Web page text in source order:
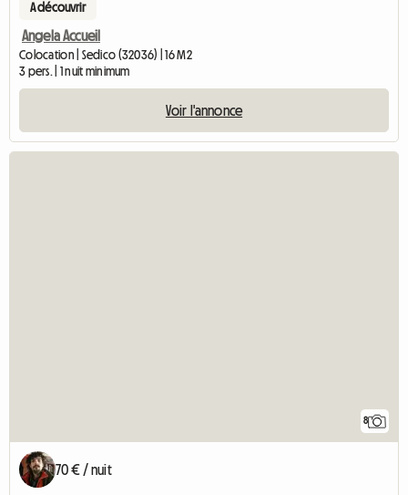
A découvrir
Angela Accueil
Colocation | Sedico (32036) | 16 M2
3 pers. | 1 nuit minimum
Voir l'annonce
8
70 € / nuit